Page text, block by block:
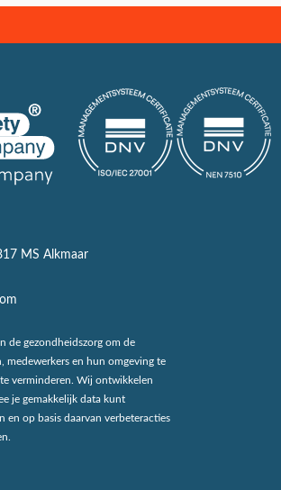
MS Alkmaar
de gezondheidszorg om de
medewerkers en hun omgeving te
verminderen. Wij ontwikkelen
je gemakkelijk data kunt
en op basis daarvan verbeteracties